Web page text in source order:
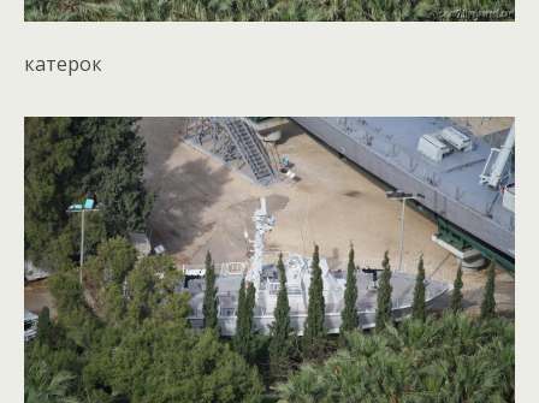
катерок